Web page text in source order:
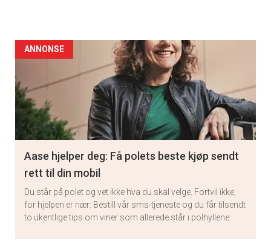
ANNONSE
Aase hjelper deg: Få polets beste kjøp sendt
rett til din mobil
Du står på polet og vet ikke hva du skal velge. Fortvil ikke,
for hjelpen er nær: Bestill vår sms-tjeneste og du får tilsendt
to ukentlige tips om viner som allerede står i polhyllene.